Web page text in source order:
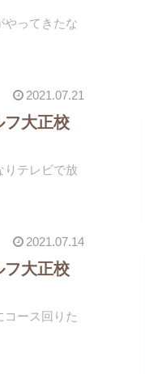
やってきたな
2021.07.21
大正校
りテレビで放
2021.07.14
大正校
コース回りた